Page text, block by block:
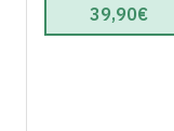
39,90€